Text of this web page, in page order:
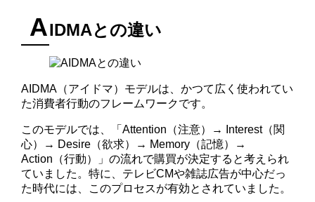
AIDMAとの違い
AIDMA（アイドマ）モデルは、かつて広く使われてい
た消費者行動のフレームワークです。
このモデルでは、「Attention（注意）→ Interest（関
心）→ Desire（欲求）→ Memory（記憶）→
Action（行動）」の流れで購買が決定すると考えられ
ていました。特に、テレビCMや雑誌広告が中心だっ
た時代には、このプロセスが有効とされていました。